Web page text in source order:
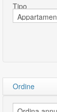
Tipo
Ordine